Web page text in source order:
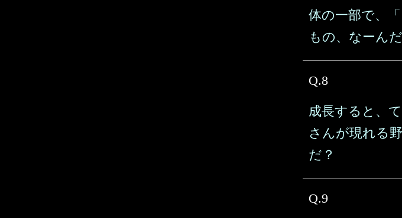
体の一部で、
もの、なーん
Q.8
成長すると、
さんが現れる
だ？
Q.9